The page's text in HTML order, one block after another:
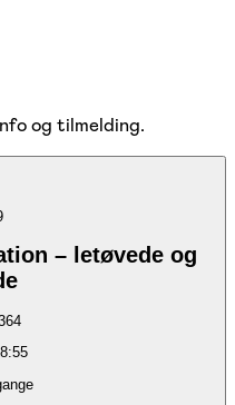
og tilmelding.
– letøvede og